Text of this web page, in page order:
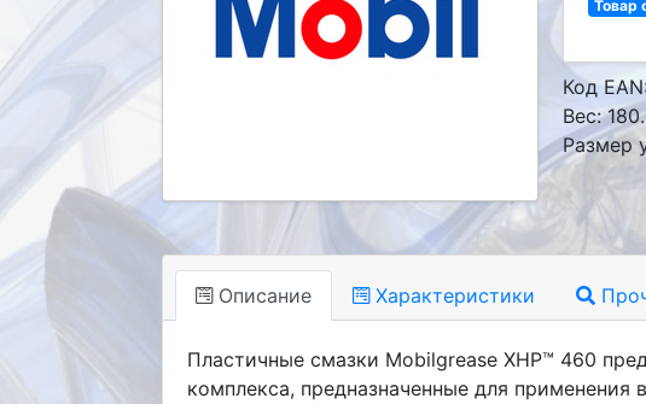
Товар
Код
Вес:
Размер
Описание Характеристики
Пластичные смазки Mobilgrease XHP™ 460
комплекса, предназначенные для